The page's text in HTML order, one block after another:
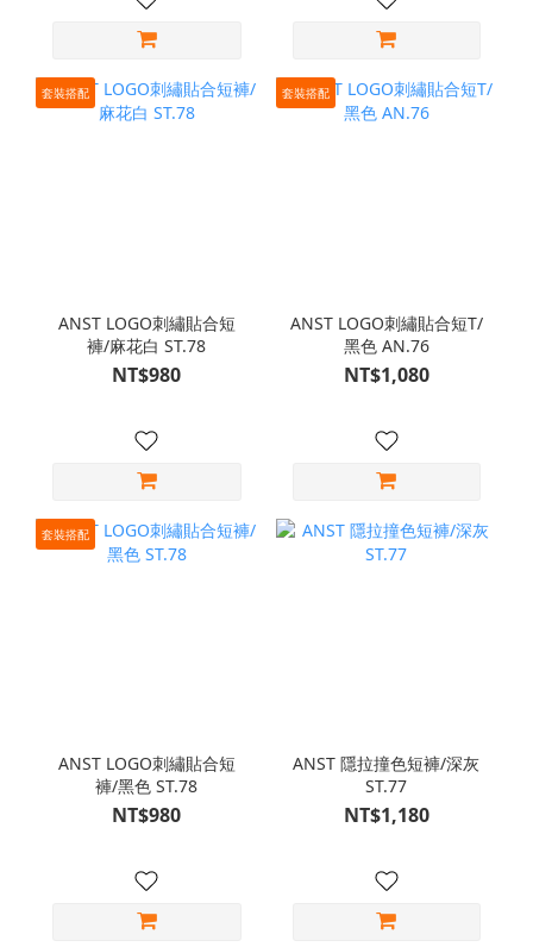
套裝搭配
ANST LOGO刺繡貼合短
褲/麻花白 ST.78
NT$980
套裝搭配
ANST LOGO刺繡貼合短T/
黑色 AN.76
NT$1,080
套裝搭配
ANST LOGO刺繡貼合短
褲/黑色 ST.78
NT$980
ANST 隱拉撞色短褲/深灰
ST.77
NT$1,180